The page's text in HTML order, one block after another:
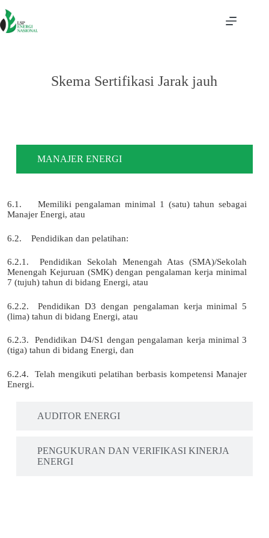
Skema Sertifikasi Jarak jauh
MANAJER ENERGI
AUDITOR ENERGI
PENGUKURAN DAN VERIFIKASI KINERJA
ENERGI
6.1. Memiliki pengalaman minimal 1 (satu) tahun sebagai
Manajer Energi, atau
6.2. Pendidikan dan pelatihan:
6.2.1. Pendidikan Sekolah Menengah Atas (SMA)/Sekolah
Menengah Kejuruan (SMK) dengan pengalaman kerja minimal
7 (tujuh) tahun di bidang Energi, atau
6.2.2. Pendidikan D3 dengan pengalaman kerja minimal 5
(lima) tahun di bidang Energi, atau
6.2.3. Pendidikan D4/S1 dengan pengalaman kerja minimal 3
(tiga) tahun di bidang Energi, dan
6.2.4. Telah mengikuti pelatihan berbasis kompetensi Manajer
Energi.